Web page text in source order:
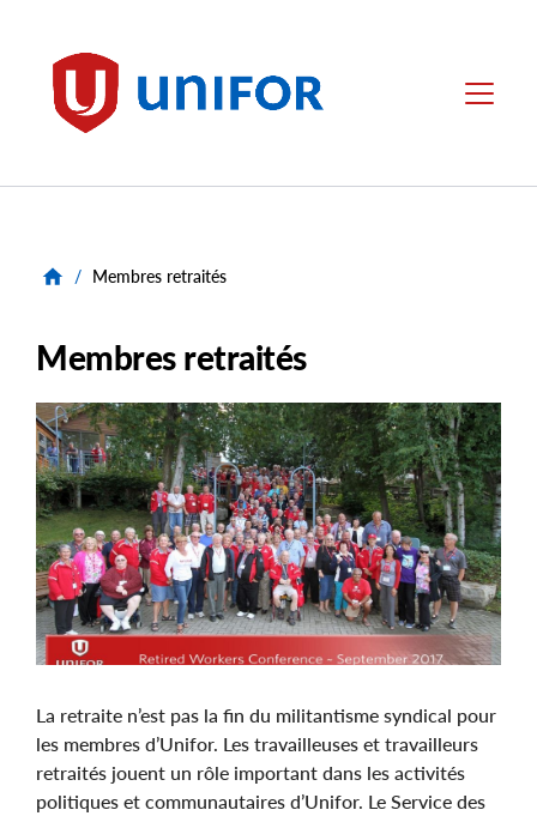
Unifor Menu
/ Membres retraités
Membres retraités
Image
La retraite n’est pas la fin du militantisme syndical pour
les membres d’Unifor. Les travailleuses et travailleurs
retraités jouent un rôle important dans les activités
politiques et communautaires d’Unifor. Le Service des